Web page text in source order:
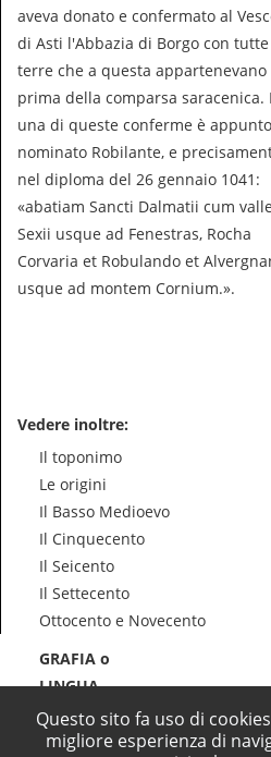
aveva donato e confermato al
di Asti l'Abbazia di Borgo con
terre che a questa appartenevano
prima della comparsa saracenica.
una di queste conferme è appunto
nominato Robilante, e
nel diploma del 26 gennaio 1041:
«abatiam Sancti Dalmatii cum valle
Sexii usque ad Fenestras, Rocha
Corvaria et Robulando et
usque ad montem Cornium.».
Vedere inoltre:
Il toponimo
Le origini
Il Basso Medioevo
Il Cinquecento
Il Seicento
Il Settecento
Ottocento e Novecento
GRAFIA o
LINGUA
Questo sito fa uso di
migliore esperienza di